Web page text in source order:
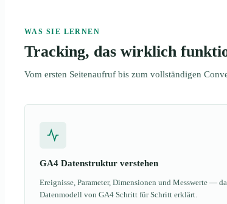
WAS SIE LERNEN
Tracking, das wirklich
Vom ersten Seitenaufruf bis zum vollständigen
GA4 Datenstruktur verstehen
Ereignisse, Parameter, Dimensionen und Messwerte —
Datenmodell von GA4 Schritt für Schritt erklärt.